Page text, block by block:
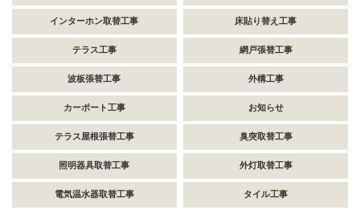
インターホン取替工事 床貼り替え工事
テラス工事 網戸張替工事
波板張替工事 外構工事
カーポート工事 お知らせ
テラス屋根張替工事 臭突取替工事
照明器具取替工事 外灯取替工事
電気温水器取替工事 タイル工事